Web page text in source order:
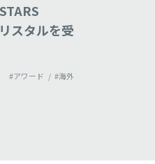
スタルを受
#アワード #海外